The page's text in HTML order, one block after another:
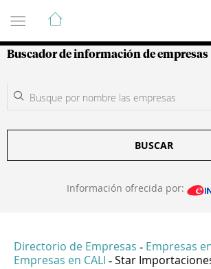
Guía de Empresas
Buscador de información de empresas
BUSCAR
Información ofrecida por:
Directorio de Empresas - Empresas
Empresas en CALI - Star